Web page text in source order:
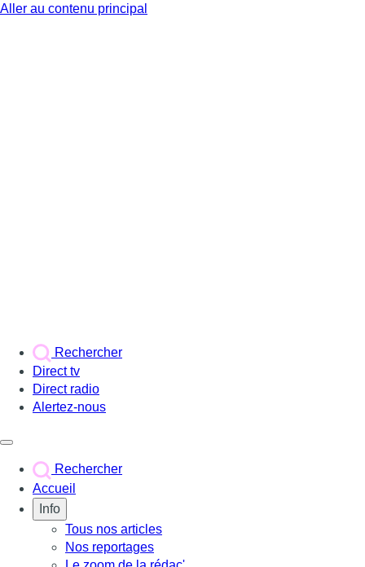
Aller au contenu principal
Rechercher
Direct tv
Direct radio
Alertez-nous
Rechercher
Accueil
Info
Tous nos articles
Nos reportages